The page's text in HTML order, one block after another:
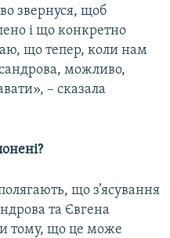
звернуся, щоб
і що конкретно
що тепер, коли нам
можливо,
– сказала
що з’ясування
та Євгена
тому, що це може